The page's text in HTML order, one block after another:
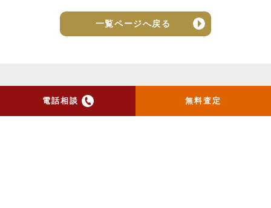
電話相談 無料査定
一覧ページへ戻る